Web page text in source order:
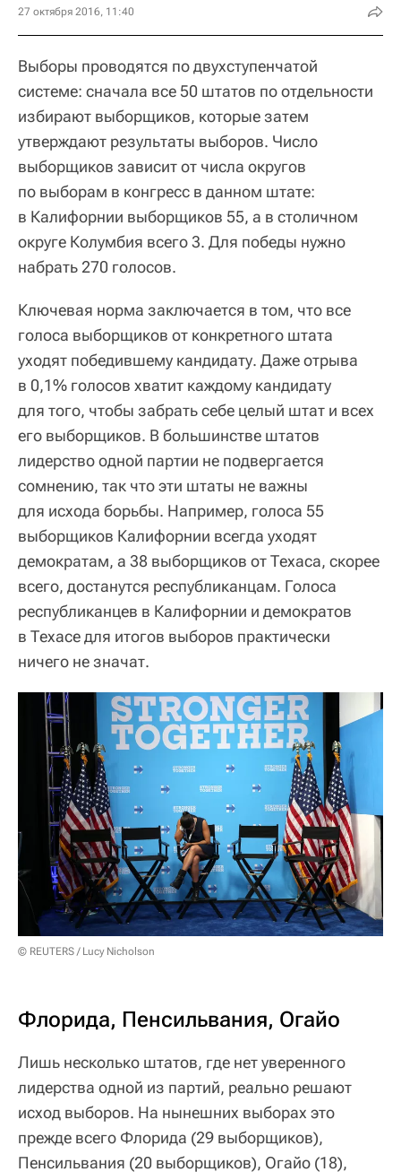
27 октября 2016, 11:40
Выборы проводятся по двухступенчатой
системе: сначала все 50 штатов по отдельности
избирают выборщиков, которые затем
утверждают результаты выборов. Число
выборщиков зависит от числа округов
по выборам в конгресс в данном штате:
в Калифорнии выборщиков 55, а в столичном
округе Колумбия всего 3. Для победы нужно
набрать 270 голосов.
Ключевая норма заключается в том, что все
голоса выборщиков от конкретного штата
уходят победившему кандидату. Даже отрыва
в 0,1% голосов хватит каждому кандидату
для того, чтобы забрать себе целый штат и всех
его выборщиков. В большинстве штатов
лидерство одной партии не подвергается
сомнению, так что эти штаты не важны
для исхода борьбы. Например, голоса 55
выборщиков Калифорнии всегда уходят
демократам, а 38 выборщиков от Техаса, скорее
всего, достанутся республиканцам. Голоса
республиканцев в Калифорнии и демократов
в Техасе для итогов выборов практически
ничего не значат.
© REUTERS / Lucy Nicholson
Флорида, Пенсильвания, Огайо
Лишь несколько штатов, где нет уверенного
лидерства одной из партий, реально решают
исход выборов. На нынешних выборах это
прежде всего Флорида (29 выборщиков),
Пенсильвания (20 выборщиков), Огайо (18),